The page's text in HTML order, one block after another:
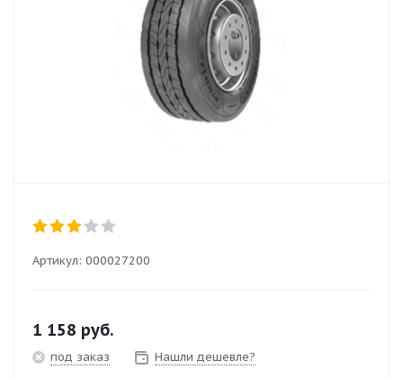
Артикул: 000027200
1 158 руб.
под заказ Нашли дешевле?